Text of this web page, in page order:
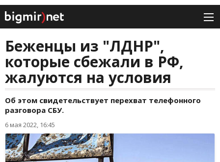
Беженцы из "ЛДНР",
которые сбежали в РФ,
жалуются на условия
Об этом свидетельствует перехват телефонного
разговора СБУ.
6 мая 2022, 16:45